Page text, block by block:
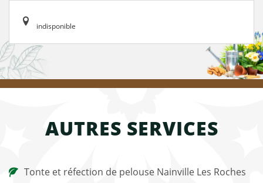
indisponible
AUTRES SERVICES
Tonte et réfection de pelouse Nainville Les Roches